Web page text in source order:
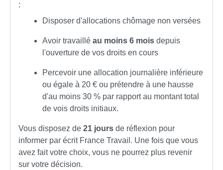
:
Disposer d'allocations chômage non versées
Avoir travaillé au moins 6 mois depuis
l'ouverture de vos droits en cours
Percevoir une allocation journalière inférieure
ou égale à 20 € ou prétendre à une hausse
d'au moins 30 % par rapport au montant total
de vois droits initiaux.
Vous disposez de 21 jours de réflexion pour
informer par écrit France Travail. Une fois que vous
avez fait votre choix, vous ne pourrez plus revenir
sur votre décision.